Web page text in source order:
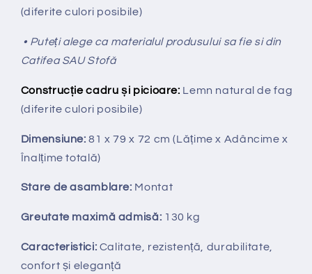
(diferite culori posibile)
• Puteți alege ca materialul produsului sa fie si din
Catifea SAU Stofă
Construcție cadru și picioare: Lemn natural de fag
(diferite culori posibile)
Dimensiune: 81 x 79 x 72 cm(Lățime x Adâncime x
Înalțime totală)
Stare de asamblare: Montat
Greutate maximă admisă: 130 kg
Caracteristici: Calitate, rezistență, durabilitate,
confort și eleganță